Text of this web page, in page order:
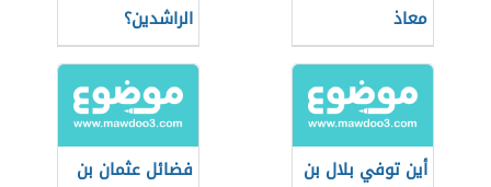
معاذ
الراشدين؟
أين توفي بلال بن
فضائل عثمان بن